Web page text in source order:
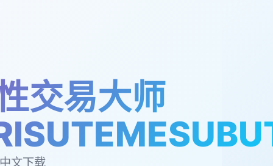
交易大师
文下载